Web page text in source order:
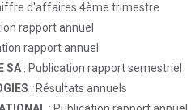
d'affaires 4ème trimestre
rapport annuel
rapport annuel
SA : Publication rapport semestriel
: Résultats annuels